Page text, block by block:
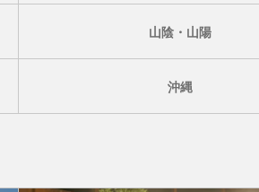
山陰・山陽
沖縄